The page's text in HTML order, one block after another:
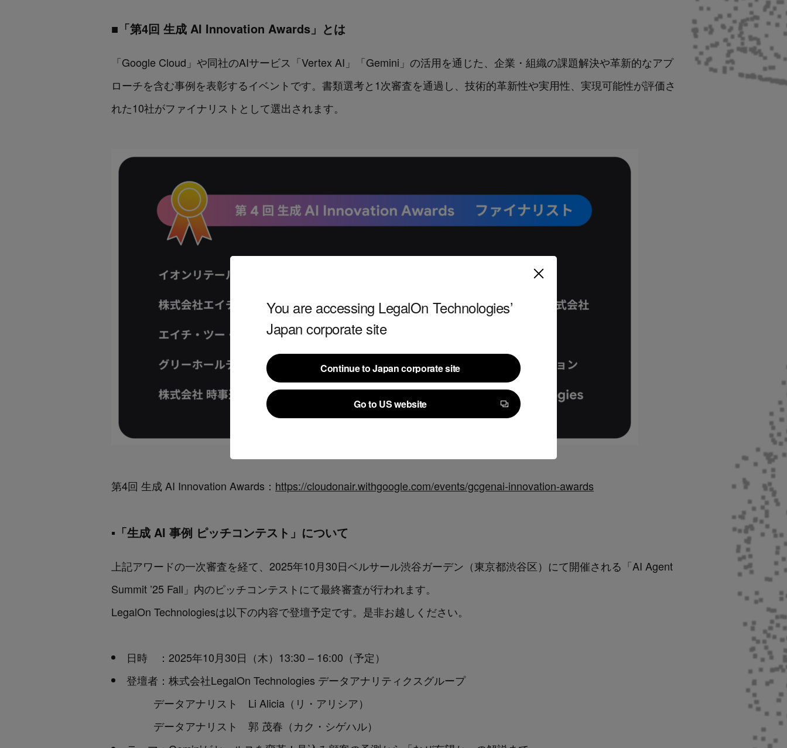
You are accessing LegalOn Technologies’
Japan corporate site
Continue to Japan corporate site
Continue to Japan corporate site
Go to US website
Go to US website
■「第4回 生成 AI Innovation Awards」とは
「Google Cloud」や同社のAIサービス「Vertex AI」「Gemini」の活用を通じた、企業・組織の課題解決や革新的なアプ
ローチを含む事例を表彰するイベントです。書類選考と1次審査を通過し、技術的革新性や実用性、実現可能性が評価さ
れた10社がファイナリストとして選出されます。
第4回 生成 AI Innovation Awards： https://cloudonair.withgoogle.com/events/gcgenai-innovation-awards
▪️「生成 AI 事例 ピッチコンテスト」について
上記アワードの一次審査を経て、2025年10月30日ベルサール渋谷ガーデン（東京都渋谷区）にて開催される「AI Agent
Summit ’25 Fall」内のピッチコンテストにて最終審査が行われます。
LegalOn Technologiesは以下の内容で登壇予定です。是非お越しください。
日時 ：2025年10月30日（木）13:30 – 16:00（予定）
登壇者：株式会社LegalOn Technologies データアナリティクスグループ
データアナリスト Li Alicia（リ・アリシア）
データアナリスト 郭 茂春（カク・シゲハル）